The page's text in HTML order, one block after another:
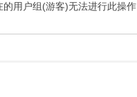
的用户组(游客)无法进行此操作